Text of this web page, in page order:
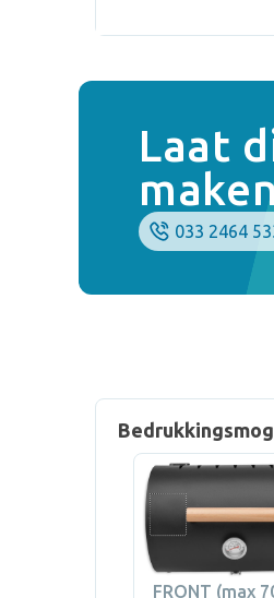
Laat
maken
033 2464
FRONT (max